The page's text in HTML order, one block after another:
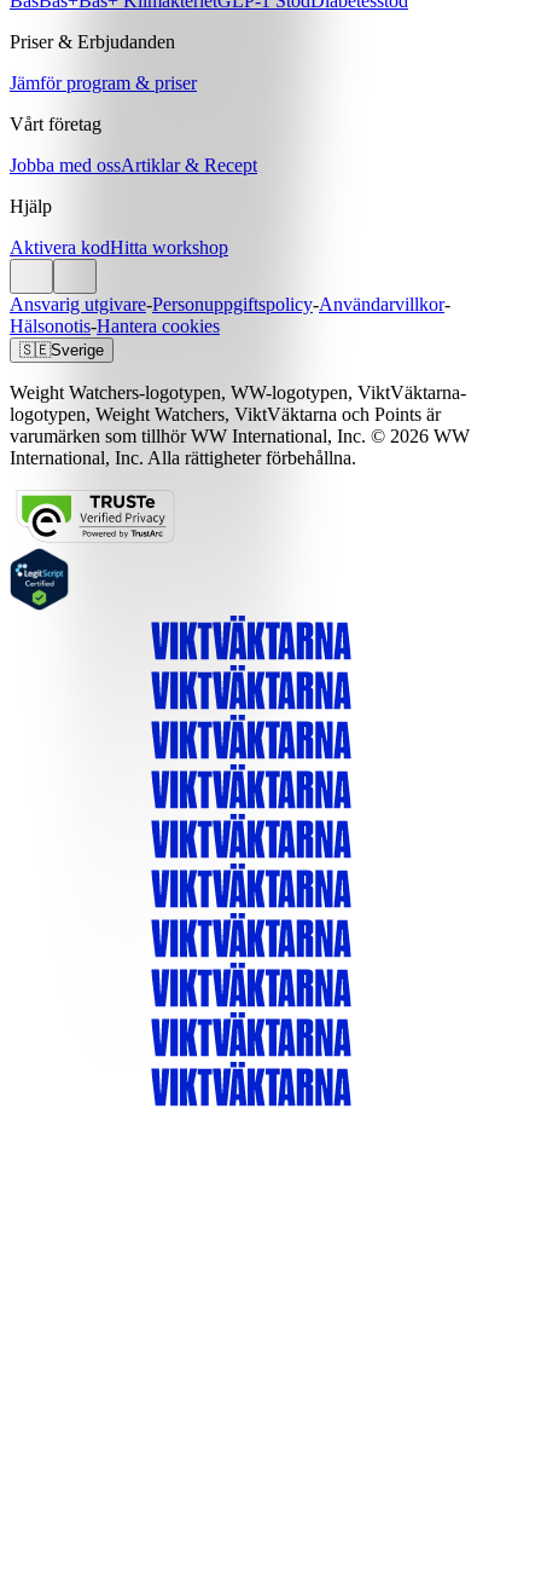
Priser & Erbjudanden
Jämför program & priser
Vårt företag
Jobba med ossArtiklar & Recept
Hjälp
Aktivera kodHitta workshop
Ansvarig utgivare-Personuppgiftspolicy-Användarvillkor-
Hälsonotis-Hantera cookies
🇸🇪Sverige
Weight Watchers-logotypen, WW-logotypen, ViktVäktarna-
logotypen, Weight Watchers, ViktVäktarna och Points är
varumärken som tillhör WW International, Inc. © 2026 WW
International, Inc. Alla rättigheter förbehållna.